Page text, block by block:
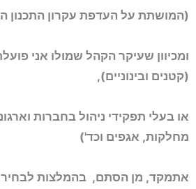
(המושתת על העדפת עקרון התכנון
ומכיוון שעיקר הקהל שמולו אני
(קטנים ובינוניים),
או בעלי תפקידי ניהול בחברות
מחלקות, אגפים וכד')
אתמקד, מן הסתם, בהמלצות